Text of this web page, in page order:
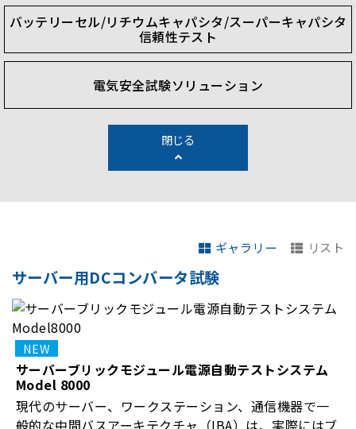
バッテリーセル/リチウムキャパシタ/スーパーキャパシタ
信頼性テスト
電気安全試験ソリューション
閉じる
ギャラリー リスト
サーバー用DCコンバータ試験
サーバーブリックモジュール電源自動テストシステム
Model 8000
現代のサーバー、ワークステーション、通信機器で一
般的な中間バスアーキテクチャ（IBA）は、実際にはブ